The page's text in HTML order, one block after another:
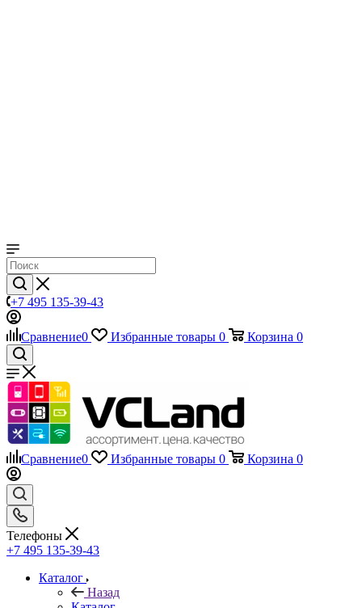
+7 495 135-39-43
Сравнение 0 Избранные товары 0
Телефоны
+7 495 135-39-43
Назад
Каталог